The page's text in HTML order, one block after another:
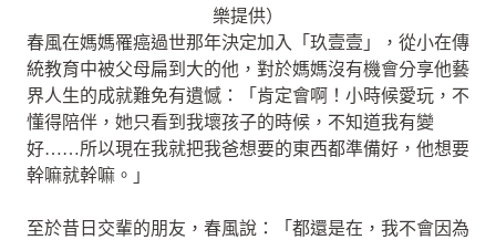
樂提供）
春風在媽媽罹癌過世那年決定加入「玖壹壹」，從小在傳
統教育中被父母扁到大的他，對於媽媽沒有機會分享他藝
界人生的成就難免有遺憾：「肯定會啊！小時候愛玩，不
懂得陪伴，她只看到我壞孩子的時候，不知道我有變
好……所以現在我就把我爸想要的東西都準備好，他想要
幹嘛就幹嘛。」
至於昔日交輩的朋友，春風說：「都還是在，我不會因為